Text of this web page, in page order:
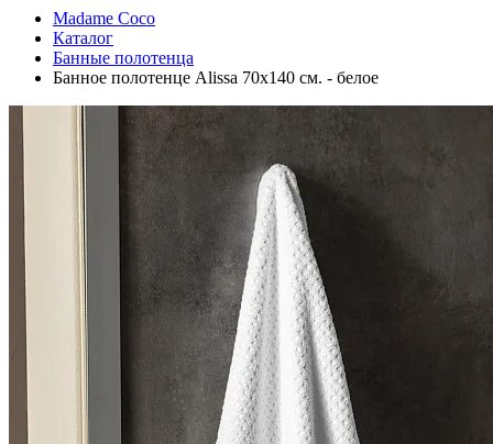
Madame Coco
Каталог
Банные полотенца
Банное полотенце Alissa 70x140 см. - белое